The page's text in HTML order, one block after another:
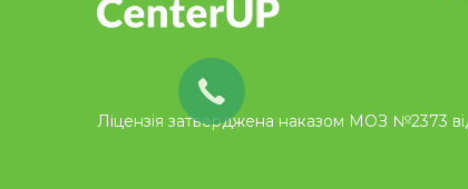
Ліцензія затверджена наказом МОЗ №2373